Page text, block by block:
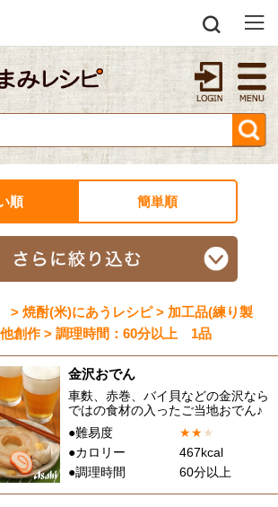
順 簡単順
> 焼酎(米)にあうレシピ > 加工品(練り製
創作 > 調理時間：60分以上 1品
金沢おでん
車麩、赤巻、バイ貝などの金沢なら
ではの食材の入ったご当地おでん♪
●難易度
★★★
●カロリー
467kcal
●調理時間
60分以上